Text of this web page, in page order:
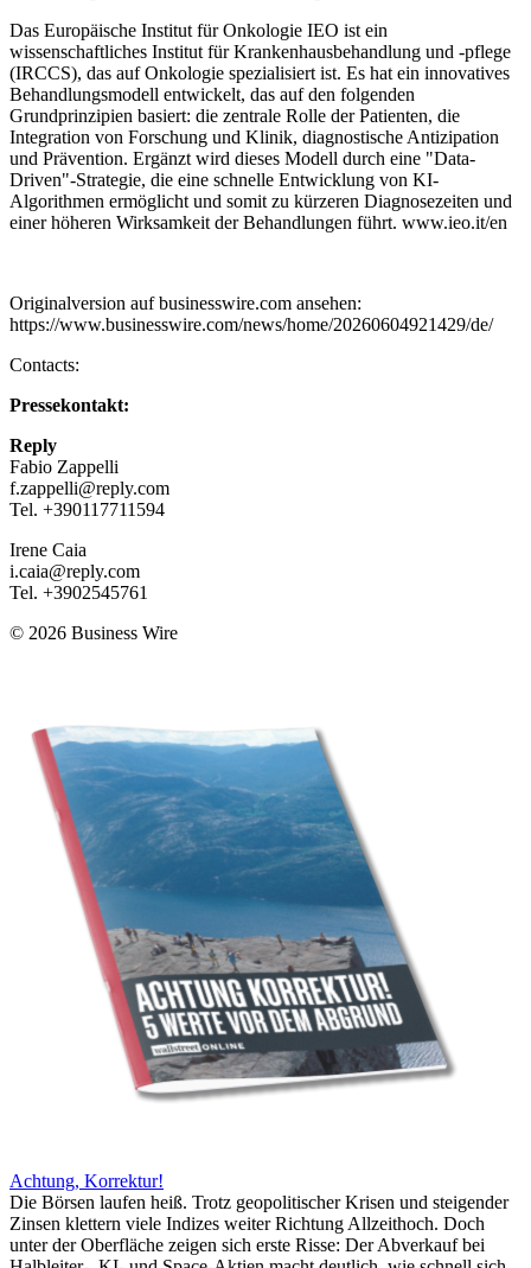
Das Europäische Institut für Onkologie IEO ist ein
wissenschaftliches Institut für Krankenhausbehandlung und -pflege
(IRCCS), das auf Onkologie spezialisiert ist. Es hat ein innovatives
Behandlungsmodell entwickelt, das auf den folgenden
Grundprinzipien basiert: die zentrale Rolle der Patienten, die
Integration von Forschung und Klinik, diagnostische Antizipation
und Prävention. Ergänzt wird dieses Modell durch eine "Data-
Driven"-Strategie, die eine schnelle Entwicklung von KI-
Algorithmen ermöglicht und somit zu kürzeren Diagnosezeiten und
einer höheren Wirksamkeit der Behandlungen führt. www.ieo.it/en
Originalversion auf businesswire.com ansehen:
https://www.businesswire.com/news/home/20260604921429/de/
Contacts:
Pressekontakt:
Reply
Fabio Zappelli
f.zappelli@reply.com
Tel. +390117711594
Irene Caia
i.caia@reply.com
Tel. +3902545761
© 2026 Business Wire
Achtung, Korrektur!
Die Börsen laufen heiß. Trotz geopolitischer Krisen und steigender
Zinsen klettern viele Indizes weiter Richtung Allzeithoch. Doch
unter der Oberfläche zeigen sich erste Risse: Der Abverkauf bei